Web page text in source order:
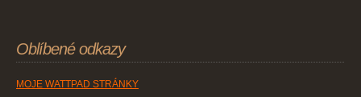
Oblíbené odkazy
MOJE WATTPAD STRÁNKY